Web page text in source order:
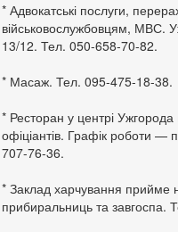
* Адвокатські послуги,
військовослужбовцям, МВС.
13/12. Тел. 050-658-70-82.
* Масаж. Тел. 095-475-18-38.
* Ресторан у центрі
офіціантів. Графік роботи —
707-76-36.
* Заклад харчування прийме
прибиральниць та завгоспа.